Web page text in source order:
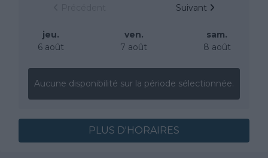
Suivant
jeu.
6 août
ven.
7 août
sam.
8 août
Aucune disponibilité sur la période sélectionnée.
PLUS D'HORAIRES